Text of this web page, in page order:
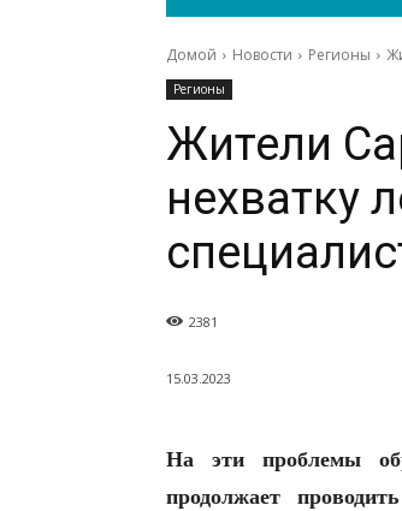
Домой Новости Регионы
Регионы
Жители
нехватку
2381
15.03.2023
На эти проблемы
продолжает